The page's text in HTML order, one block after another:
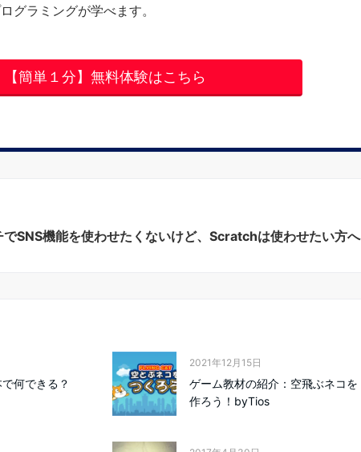
グラミングが学べます。
【簡単１分】無料体験はこちら
でSNS機能を使わせたくないけど、Scratchは使わせたい方へ
何できる？
2021年12月15日
ゲーム教材の紹介：空飛ぶネコを
作ろう！byTios